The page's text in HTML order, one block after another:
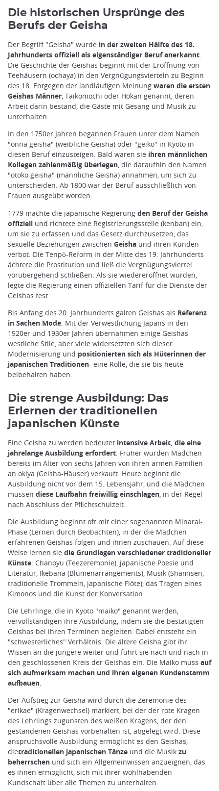
Die historischen Ursprünge des
Berufs der Geisha
Der Begriff "Geisha" wurde in der zweiten Hälfte des 18.
Jahrhunderts offiziell als eigenständiger Beruf anerkannt.
Die Geschichte der Geishas beginnt mit der Eröffnung von
Teehäusern (ochaya) in den Vergnügungsvierteln zu Beginn
des 18. Entgegen der landläufigen Meinung waren die ersten
Geishas Männer, Taikomochi oder Hokan genannt, deren
Arbeit darin bestand, die Gäste mit Gesang und Musik zu
unterhalten.
In den 1750er Jahren begannen Frauen unter dem Namen
"onna geisha" (weibliche Geisha) oder "geiko" in Kyoto in
diesen Beruf einzusteigen. Bald waren sie ihren männlichen
Kollegen zahlenmäßig überlegen, die daraufhin den Namen
"otoko geisha" (männliche Geisha) annahmen, um sich zu
unterscheiden. Ab 1800 war der Beruf ausschließlich von
Frauen ausgeübt worden.
1779 machte die japanische Regierung den Beruf der Geisha
offiziell und richtete eine Registrierungsstelle (kenban) ein,
um sie zu erfassen und das Gesetz durchzusetzen, das
sexuelle Beziehungen zwischen Geisha und ihren Kunden
verbot. Die Tenpō-Reform in der Mitte des 19. Jahrhunderts
ächtete die Prostitution und ließ die Vergnügungsviertel
vorübergehend schließen. Als sie wiedereröffnet wurden,
legte die Regierung einen offiziellen Tarif für die Dienste der
Geishas fest.
Bis Anfang des 20. Jahrhunderts galten Geishas als Referenz
in Sachen Mode . Mit der Verwestlichung Japans in den
1920er und 1930er Jahren übernahmen einige Geishas
westliche Stile, aber viele widersetzten sich dieser
Modernisierung und positionierten sich als Hüterinnen der
japanischen Traditionen- eine Rolle, die sie bis heute
beibehalten haben.
Die strenge Ausbildung: Das
Erlernen der traditionellen
japanischen Künste
Eine Geisha zu werden bedeutet intensive Arbeit, die eine
jahrelange Ausbildung erfordert . Früher wurden Mädchen
bereits im Alter von sechs Jahren von ihren armen Familien
an okiya (Geisha-Häuser) verkauft. Heute beginnt die
Ausbildung nicht vor dem 15. Lebensjahr, und die Mädchen
müssen diese Laufbahn freiwillig einschlagen , in der Regel
nach Abschluss der Pflichtschulzeit.
Die Ausbildung beginnt oft mit einer sogenannten Minarai-
Phase (Lernen durch Beobachten), in der die Mädchen
erfahrenen Geishas folgen und ihnen zuschauen. Auf diese
Weise lernen sie die Grundlagen verschiedener traditioneller
Künste: Chanoyu (Teezeremonie), japanische Poesie und
Literatur, Ikebana (Blumenarrangements), Musik (Shamisen,
traditionelle Trommeln, japanische Flöte), das Tragen eines
Kimonos und die Kunst der Konversation.
Die Lehrlinge, die in Kyoto "maiko" genannt werden,
vervollständigen ihre Ausbildung, indem sie die bestätigten
Geishas bei ihren Terminen begleiten. Dabei entsteht ein
"schwesterliches" Verhältnis: Die ältere Geisha gibt ihr
Wissen an die jüngere weiter und führt sie nach und nach in
den geschlossenen Kreis der Geishas ein. Die Maiko muss auf
sich aufmerksam machen und ihren eigenen Kundenstamm
aufbauen.
Der Aufstieg zur Geisha wird durch die Zeremonie des
"erikae" (Kragenwechsel) markiert, bei der der rote Kragen
des Lehrlings zugunsten des weißen Kragens, der den
gestandenen Geishas vorbehalten ist, abgelegt wird. Diese
anspruchsvolle Ausbildung ermöglicht es den Geishas,
dietraditionellen japanischen Tänze und die Musik zu
beherrschen und sich ein Allgemeinwissen anzueignen, das
es ihnen ermöglicht, sich mit ihrer wohlhabenden
Kundschaft über alle Themen zu unterhalten.